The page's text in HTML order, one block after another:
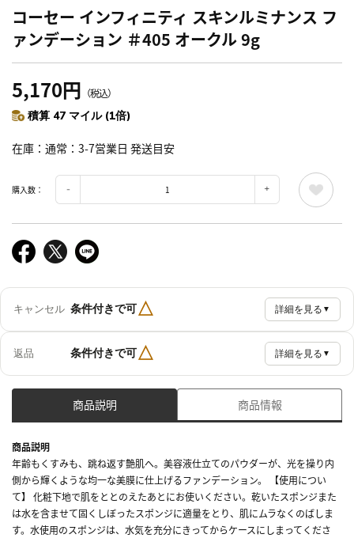
コーセー インフィニティ スキンルミナンス フ
ァンデーション ＃405 オークル 9g
5,170円 （税込）
積算 47 マイル (1倍)
在庫 通常：3-7営業日 発送目安
購入数：
キャンセル 条件付きで可△ 詳細を見る ▼
返品 条件付きで可△ 詳細を見る ▼
商品説明 商品情報
商品説明
年齢もくすみも、跳ね返す艶肌へ。美容液仕立てのパウダーが、光を操り内
側から輝くような均一な美膜に仕上げるファンデーション。 【使用につい
て】 化粧下地で肌をととのえたあとにお使いください。乾いたスポンジまた
は水を含ませて固くしぼったスポンジに適量をとり、肌にムラなくのばしま
す。水使用のスポンジは、水気を充分にきってからケースにしまってくださ